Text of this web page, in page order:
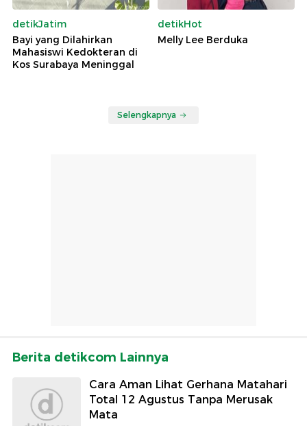
detikJatim
Bayi yang Dilahirkan
Mahasiswi Kedokteran di
Kos Surabaya Meninggal
detikHot
Melly Lee Berduka
Selengkapnya
Berita detikcom Lainnya
Cara Aman Lihat Gerhana Matahari
Total 12 Agustus Tanpa Merusak
Mata